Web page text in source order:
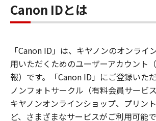
Canon IDとは
「Canon ID」は、キヤノンのオンライ
用いただくためのユーザーアカウント
報）です。「Canon ID」にご登録いた
ノンフォトサークル（有料会員サービス
キヤノンオンラインショップ、プリン
ど、さまざまなサービスがご利用可能